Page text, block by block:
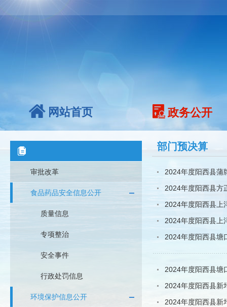
网站首页 政务公开
审批改革
食品药品安全信息公开
质量信息
专项整治
安全事件
行政处罚信息
环境保护信息公开
部门预决算
2024年度阳西县蒲
2024年度阳西县方
2024年度阳西县上
2024年度阳西县上
2024年度阳西县塘
2024年度阳西县塘
2024年度阳西县新
2024年度阳西县新